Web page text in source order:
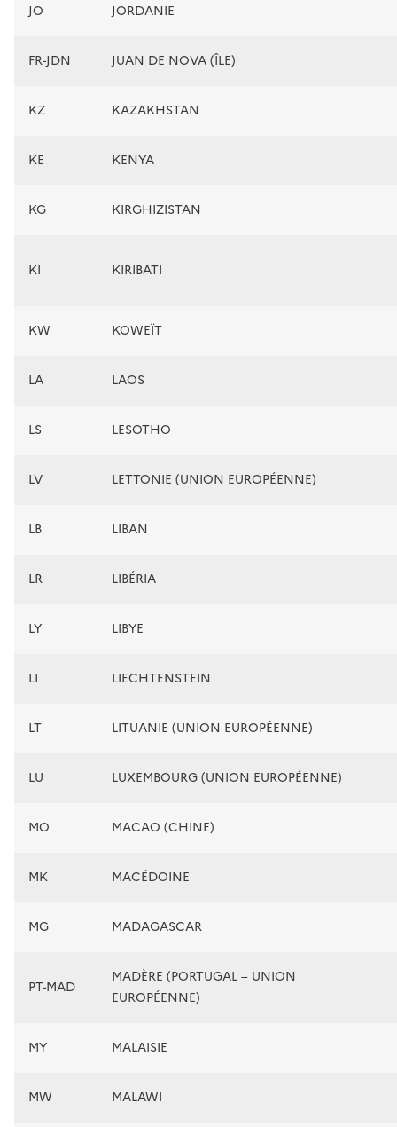
JO JORDANIE
FR-JDN JUAN DE NOVA (ÎLE)
KZ KAZAKHSTAN
KE KENYA
KG KIRGHIZISTAN
KI KIRIBATI
KW KOWEÏT
LA LAOS
LS LESOTHO
LV LETTONIE (UNION EUROPÉENNE)
LB LIBAN
LR LIBÉRIA
LY LIBYE
LI LIECHTENSTEIN
LT LITUANIE (UNION EUROPÉENNE)
LU LUXEMBOURG (UNION EUROPÉENNE)
MO MACAO (CHINE)
MK MACÉDOINE
MG MADAGASCAR
PT-MAD
MADÈRE (PORTUGAL – UNION
EUROPÉENNE)
MY MALAISIE
MW MALAWI